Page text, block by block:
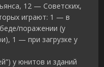
12 — Советских,
играют: 1 — в
поражении (у
1 — при загрузке у
у юнитов и зданий